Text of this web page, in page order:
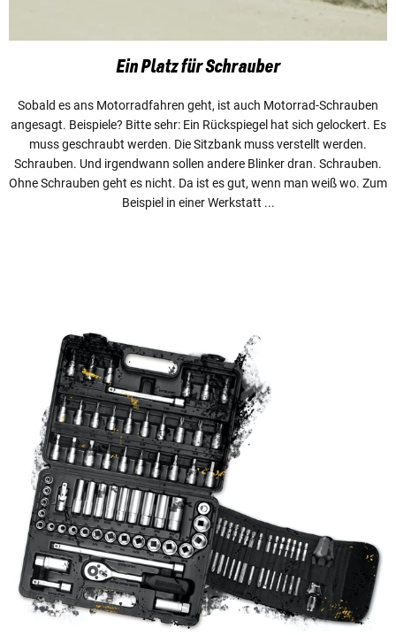
Ein Platz für Schrauber
Sobald es ans Motorradfahren geht, ist auch Motorrad-Schrauben
angesagt. Beispiele? Bitte sehr: Ein Rückspiegel hat sich gelockert. Es
muss geschraubt werden. Die Sitzbank muss verstellt werden.
Schrauben. Und irgendwann sollen andere Blinker dran. Schrauben.
Ohne Schrauben geht es nicht. Da ist es gut, wenn man weiß wo. Zum
Beispiel in einer Werkstatt ...